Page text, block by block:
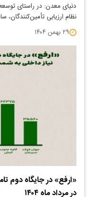
دنیای معدن: در راستای
نظام ارزیابی تأمین‌کنندگان،
۲۹ بهمن ۱۴۰۴
«ارفع» در جایگاه دوم
در مرداد ماه ۱۴۰۴